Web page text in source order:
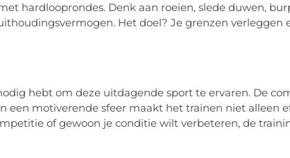
hardlooprondes. Denk aan roeien, slede duwen,
Het doel? Je grenzen verleggen
hebt om deze uitdagende sport te ervaren. De
een motiverende sfeer maakt het trainen niet alleen
of gewoon je conditie wilt verbeteren, de